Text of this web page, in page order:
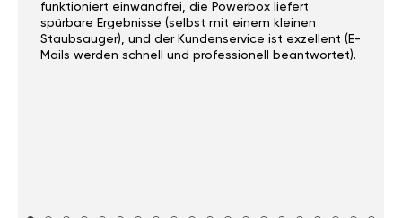
funktioniert einwandfrei, die Powerbox liefert
spürbare Ergebnisse (selbst mit einem kleinen
Staubsauger), und der Kundenservice ist exzellent (E-
Mails werden schnell und professionell beantwortet).